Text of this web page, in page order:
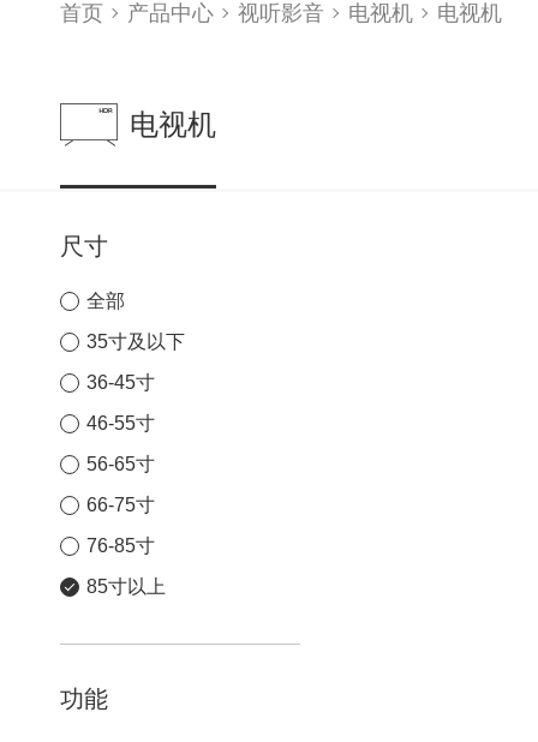
首页 产品中心 视听影音 电视机 电视机
电视机
尺寸
全部
35寸及以下
36-45寸
46-55寸
56-65寸
66-75寸
76-85寸
85寸以上
功能